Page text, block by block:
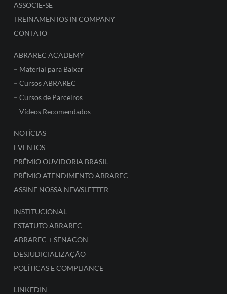
ASSOCIE-SE
TREINAMENTOS IN COMPANY
CONTATO
ABRAREC ACADEMY
– Material para Baixar
– Cursos ABRAREC
– Cursos de Parceiros
– Vídeos Recomendados
NOTÍCIAS
EVENTOS
PRÊMIO OUVIDORIA BRASIL
PRÊMIO ATENDIMENTO ABRAREC
ASSINE NOSSA NEWSLETTER
INSTITUCIONAL
ESTATUTO ABRAREC
ABRAREC + SENACON
DESJUDICIALIZAÇÃO
POLÍTICAS E COMPLIANCE
LINKEDIN